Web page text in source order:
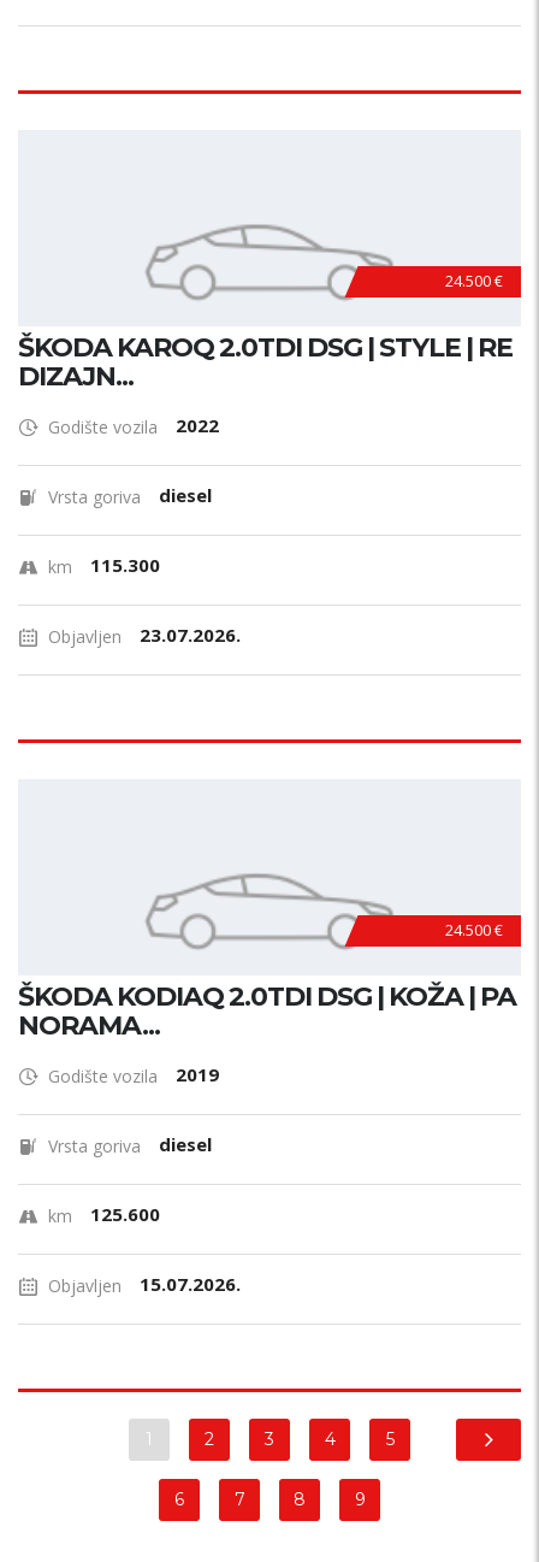
24.500 €
ŠKODA KAROQ 2.0TDI DSG | STYLE | RE
DIZAJN...
Godište vozila 2022
Vrsta goriva diesel
km 115.300
Objavljen 23.07.2026.
24.500 €
ŠKODA KODIAQ 2.0TDI DSG | KOŽA | PA
NORAMA...
Godište vozila 2019
Vrsta goriva diesel
km 125.600
Objavljen 15.07.2026.
1 2 3 4 5
6 7 8 9